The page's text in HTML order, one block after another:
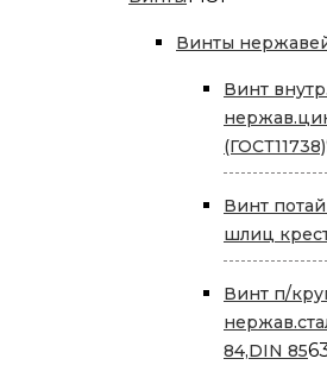
Винты
Винт
(ГОСТ11738)
Винт
шлиц
Винт п/
84,DIN 85